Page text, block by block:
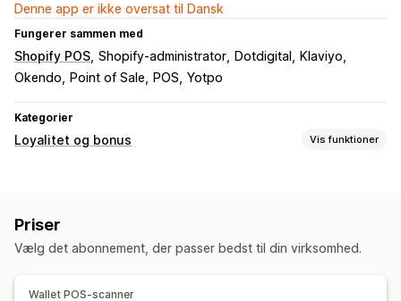
Denne app er ikke oversat til Dansk
Fungerer sammen med
Shopify POS Shopify-administrator Dotdigital
Klaviyo
Okendo
Point of Sale POS Yotpo
Kategorier
Loyalitet og bonus Vis funktioner
Stempelkort
Priser
Vælg det abonnement, der passer bedst til din virksomhed.
Wallet POS-scanner